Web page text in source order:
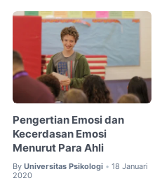
Pengertian Emosi dan
Kecerdasan Emosi
Menurut Para Ahli
By Universitas Psikologi • 18 Januari
2020